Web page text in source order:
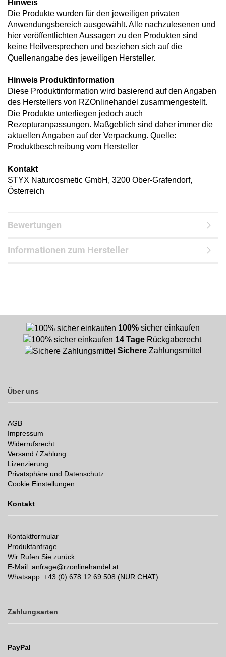
Hinweis
Die Produkte wurden für den jeweiligen privaten
Anwendungsbereich ausgewählt. Alle nachzulesenen und
hier veröffentlichten Aussagen zu den Produkten sind
keine Heilversprechen und beziehen sich auf die
Quellenangabe des jeweiligen Hersteller.
Hinweis Produktinformation
Diese Produktinformation wird basierend auf den Angaben
des Herstellers von RZOnlinehandel zusammengestellt.
Die Produkte unterliegen jedoch auch
Rezepturanpassungen. Maßgeblich sind daher immer die
aktuellen Angaben auf der Verpackung. Quelle:
Produktbeschreibung vom Hersteller
Kontakt
STYX Naturcosmetic GmbH, 3200 Ober-Grafendorf,
Österreich
Bewertungen
Informationen zum Hersteller
100% sicher einkaufen
14 Tage Rückgaberecht
Sichere Zahlungsmittel
Über uns
AGB
Impressum
Widerrufsrecht
Versand / Zahlung
Lizenzierung
Privatsphäre und Datenschutz
Cookie Einstellungen
Kontakt
Kontaktformular
Produktanfrage
Wir Rufen Sie zurück
E-Mail: anfrage@rzonlinehandel.at
Whatsapp: +43 (0) 678 12 69 508 (NUR CHAT)
Zahlungsarten
PayPal